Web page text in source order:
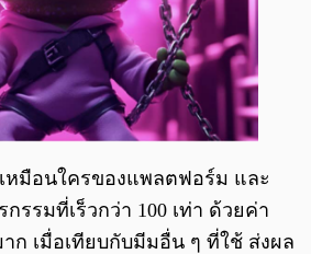
หมือนใครของแพลตฟอร์ม และ
รรมที่เร็วกว่า 100 เท่า ด้วยค่า
ก เมื่อเทียบกับมีมอื่น ๆ ที่ใช้ ส่งผล